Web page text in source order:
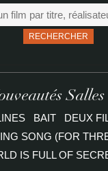
RECHERCHER
Salles
BAIT
DEUX
SONG (FOR
IS FULL OF